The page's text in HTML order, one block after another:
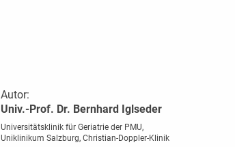
Autor:
Univ.-Prof. Dr. Bernhard Iglseder
Universitätsklinik für Geriatrie der PMU,
Uniklinikum Salzburg, Christian-Doppler-Klinik